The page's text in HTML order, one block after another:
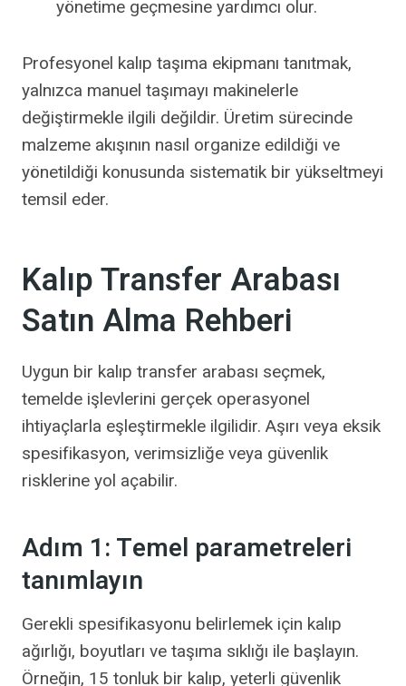
yönetime geçmesine yardımcı olur.
Profesyonel kalıp taşıma ekipmanı tanıtmak,
yalnızca manuel taşımayı makinelerle
değiştirmekle ilgili değildir. Üretim sürecinde
malzeme akışının nasıl organize edildiği ve
yönetildiği konusunda sistematik bir yükseltmeyi
temsil eder.
Kalıp Transfer Arabası
Satın Alma Rehberi
Uygun bir kalıp transfer arabası seçmek,
temelde işlevlerini gerçek operasyonel
ihtiyaçlarla eşleştirmekle ilgilidir. Aşırı veya eksik
spesifikasyon, verimsizliğe veya güvenlik
risklerine yol açabilir.
Adım 1: Temel parametreleri
tanımlayın
Gerekli spesifikasyonu belirlemek için kalıp
ağırlığı, boyutları ve taşıma sıklığı ile başlayın.
Örneğin, 15 tonluk bir kalıp, yeterli güvenlik